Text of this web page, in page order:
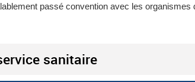
passé convention avec les organismes
sanitaire